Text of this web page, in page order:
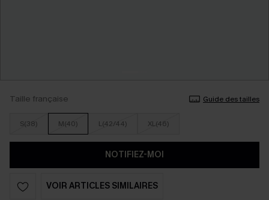
Taille française Guide des tailles
S(38) M(40) L(42/44) XL(46)
NOTIFIEZ-MOI
VOIR ARTICLES SIMILAIRES